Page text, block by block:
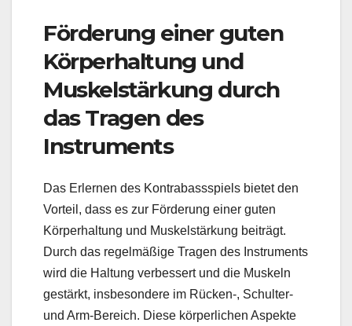
Förderung einer guten
Körperhaltung und
Muskelstärkung durch
das Tragen des
Instruments
Das Erlernen des Kontrabassspiels bietet den
Vorteil, dass es zur Förderung einer guten
Körperhaltung und Muskelstärkung beiträgt.
Durch das regelmäßige Tragen des Instruments
wird die Haltung verbessert und die Muskeln
gestärkt, insbesondere im Rücken-, Schulter-
und Arm-Bereich. Diese körperlichen Aspekte